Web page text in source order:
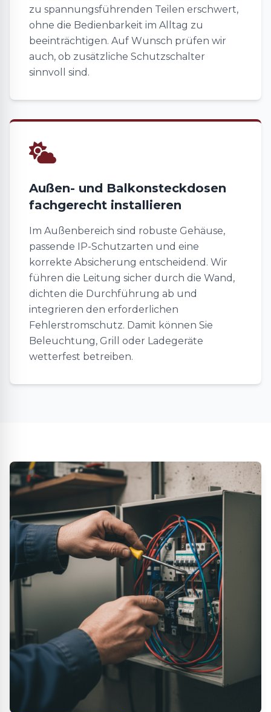
zu spannungsführenden Teilen erschwert,
ohne die Bedienbarkeit im Alltag zu
beeinträchtigen. Auf Wunsch prüfen wir
auch, ob zusätzliche Schutzschalter
sinnvoll sind.
Außen- und Balkonsteckdosen
fachgerecht installieren
Im Außenbereich sind robuste Gehäuse,
passende IP-Schutzarten und eine
korrekte Absicherung entscheidend. Wir
führen die Leitung sicher durch die Wand,
dichten die Durchführung ab und
integrieren den erforderlichen
Fehlerstromschutz. Damit können Sie
Beleuchtung, Grill oder Ladegeräte
wetterfest betreiben.